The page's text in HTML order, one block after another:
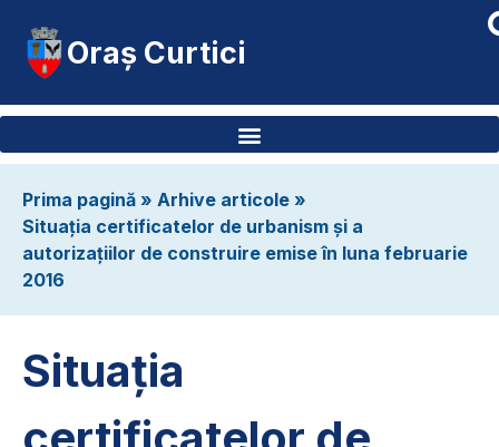
Oraș Curtici
Prima pagină » Arhive articole »
Situația certificatelor de urbanism și a
autorizațiilor de construire emise în luna februarie
2016
Situația